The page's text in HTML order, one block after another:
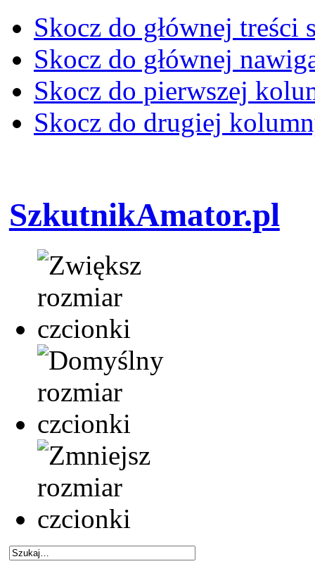
Skocz do głównej treści
Skocz do głównej
Skocz do pierwszej
Skocz do drugiej
SzkutnikAmator.pl